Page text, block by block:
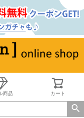
商品 カート